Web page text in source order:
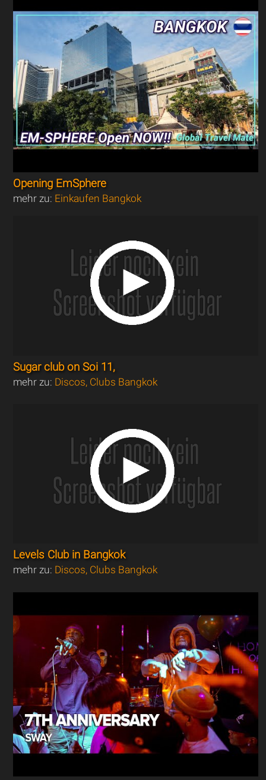
Opening EmSphere
mehr zu: Einkaufen Bangkok
Sugar club on Soi 11,
mehr zu: Discos, Clubs Bangkok
Levels Club in Bangkok
mehr zu: Discos, Clubs Bangkok